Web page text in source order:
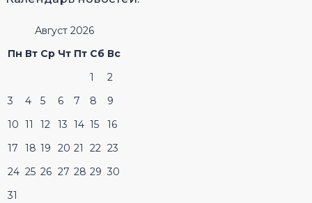
Август 2026
Пн Вт Ср Чт Пт Сб Вс
1
2
3
4 5 6 7 8
9
10 11 12 13 14 15
16
17
18 19 20 21 22 23
24 25 26 27 28 29 30
31